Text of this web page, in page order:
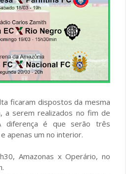
ficaram dispostos da mesma
a serem realizados no fim de
diferença é que serão três
apenas um no interior.
Amazonas x Operário, no